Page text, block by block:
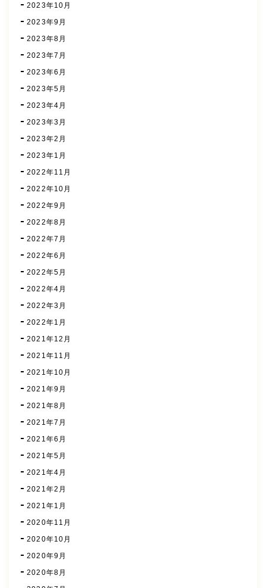
2023年10月
2023年9月
2023年8月
2023年7月
2023年6月
2023年5月
2023年4月
2023年3月
2023年2月
2023年1月
2022年11月
2022年10月
2022年9月
2022年8月
2022年7月
2022年6月
2022年5月
2022年4月
2022年3月
2022年1月
2021年12月
2021年11月
2021年10月
2021年9月
2021年8月
2021年7月
2021年6月
2021年5月
2021年4月
2021年2月
2021年1月
2020年11月
2020年10月
2020年9月
2020年8月